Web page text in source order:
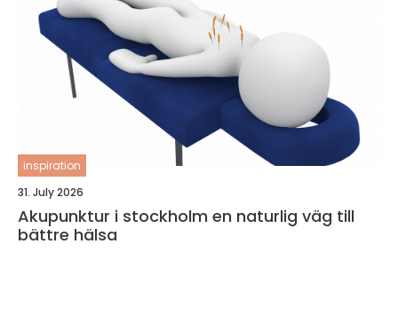
inspiration
31. July 2026
Akupunktur i stockholm en naturlig väg till
bättre hälsa